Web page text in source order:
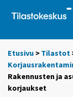
Etusivu > Tilastot
Rakennusten ja
korjaukset